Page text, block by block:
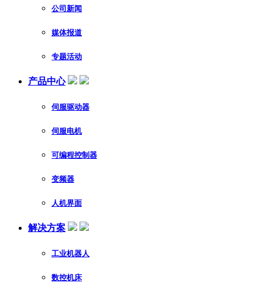
公司新闻
媒体报道
专题活动
产品中心
伺服驱动器
伺服电机
可编程控制器
变频器
人机界面
解决方案
工业机器人
数控机床